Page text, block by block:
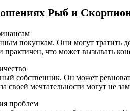
Рыб и
покупкам. Они могут тратить
практичен, что может вызывать
собственник. Он может
своей мечтательности могут не
проблем